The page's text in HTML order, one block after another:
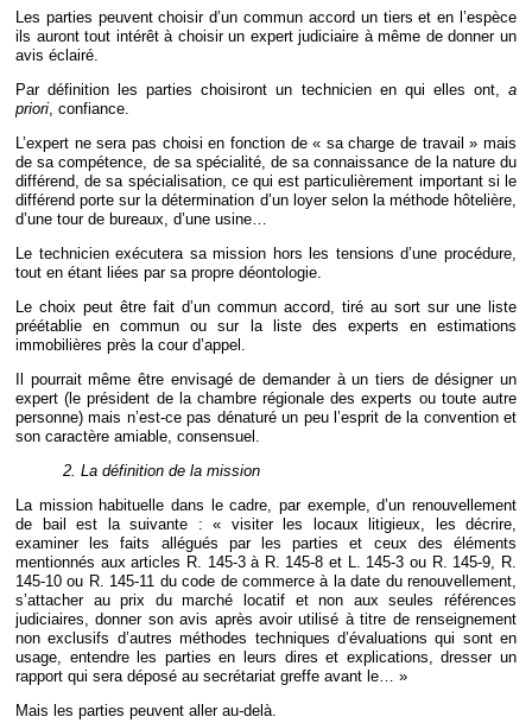
Les parties peuvent choisir d’un commun accord un tiers et en l’espèce
ils auront tout intérêt à choisir un expert judiciaire à même de donner un
avis éclairé.
Par définition les parties choisiront un technicien en qui elles ont, a
priori, confiance.
L’expert ne sera pas choisi en fonction de « sa charge de travail » mais
de sa compétence, de sa spécialité, de sa connaissance de la nature du
différend, de sa spécialisation, ce qui est particulièrement important si le
différend porte sur la détermination d’un loyer selon la méthode hôtelière,
d’une tour de bureaux, d’une usine…
Le technicien exécutera sa mission hors les tensions d’une procédure,
tout en étant liées par sa propre déontologie.
Le choix peut être fait d’un commun accord, tiré au sort sur une liste
préétablie en commun ou sur la liste des experts en estimations
immobilières près la cour d’appel.
Il pourrait même être envisagé de demander à un tiers de désigner un
expert (le président de la chambre régionale des experts ou toute autre
personne) mais n’est-ce pas dénaturé un peu l’esprit de la convention et
son caractère amiable, consensuel.
2. La définition de la mission
La mission habituelle dans le cadre, par exemple, d’un renouvellement
de bail est la suivante : « visiter les locaux litigieux, les décrire,
examiner les faits allégués par les parties et ceux des éléments
mentionnés aux articles R. 145-3 à R. 145-8 et L. 145-3 ou R. 145-9, R.
145-10 ou R. 145-11 du code de commerce à la date du renouvellement,
s’attacher au prix du marché locatif et non aux seules références
judiciaires, donner son avis après avoir utilisé à titre de renseignement
non exclusifs d’autres méthodes techniques d’évaluations qui sont en
usage, entendre les parties en leurs dires et explications, dresser un
rapport qui sera déposé au secrétariat greffe avant le… »
Mais les parties peuvent aller au-delà.